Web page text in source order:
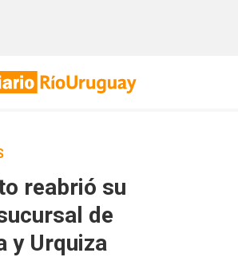
reabrió su
de
y Urquiza